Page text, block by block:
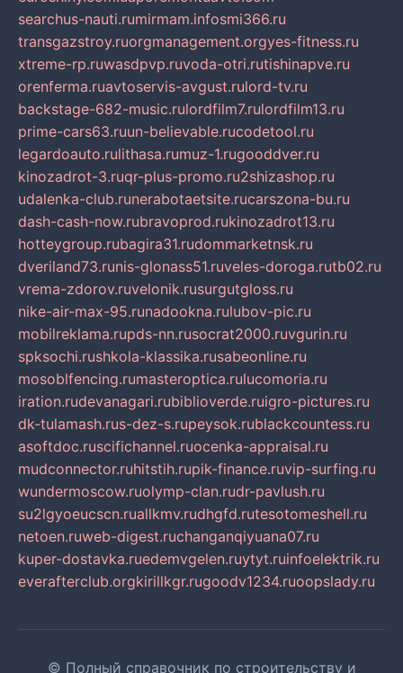
searchus-nauti.rumirmam.infosmi366.ru
transgazstroy.ruorgmanagement.orgyes-fitness.ru
xtreme-rp.ruwasdpvp.ruvoda-otri.rutishinapve.ru
orenferma.ruavtoservis-avgust.rulord-tv.ru
backstage-682-music.rulordfilm7.rulordfilm13.ru
prime-cars63.ruun-believable.rucodetool.ru
legardoauto.rulithasa.rumuz-1.rugooddver.ru
kinozadrot-3.ruqr-plus-promo.ru2shizashop.ru
udalenka-club.runerabotaetsite.rucarszona-bu.ru
dash-cash-now.rubravoprod.rukinozadrot13.ru
hotteygroup.rubagira31.rudommarketnsk.ru
dveriland73.runis-glonass51.ruveles-doroga.rutb02.ru
vrema-zdorov.ruvelonik.rusurgutgloss.ru
nike-air-max-95.runadookna.rulubov-pic.ru
mobilreklama.rupds-nn.rusocrat2000.ruvgurin.ru
spksochi.rushkola-klassika.rusabeonline.ru
mosoblfencing.rumasteroptica.rulucomoria.ru
iration.rudevanagari.rubiblioverde.ruigro-pictures.ru
dk-tulamash.rus-dez-s.rupeysok.rublackcountess.ru
asoftdoc.ruscifichannel.ruocenka-appraisal.ru
mudconnector.ruhitstih.rupik-finance.ruvip-surfing.ru
wundermoscow.ruolymp-clan.rudr-pavlush.ru
su2lgyoeucscn.ruallkmv.rudhgfd.rutesotomeshell.ru
netoen.ruweb-digest.ruchanganqiyuana07.ru
kuper-dostavka.ruedemvgelen.ruytyt.ruinfoelektrik.ru
everafterclub.orgkirillkgr.rugoodv1234.ruoopslady.ru
© Полный справочник по строительству и